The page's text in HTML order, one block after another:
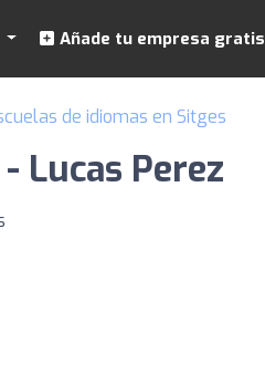
Añade tu empresa gratis
de idiomas en Sitges
Lucas Perez